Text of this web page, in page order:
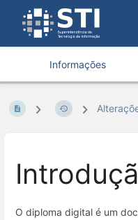
Informações
O diploma digital é um